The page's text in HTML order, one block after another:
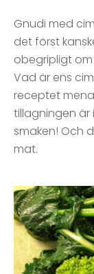
Gnudi med
det först
obegripligt
Vad är ens
receptet
tillagningen är
smaken! Och
mat.